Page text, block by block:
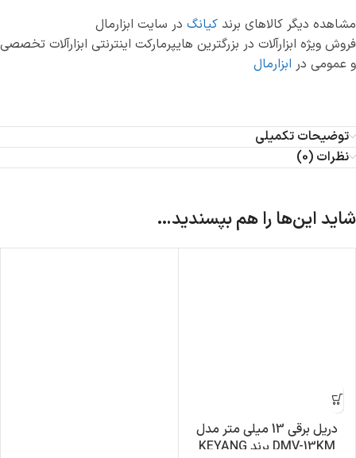
مشاهده دیگر کالاهای برند کیانگ در سایت ابزارمال
فروش ویژه ابزارآلات در بزرگترین هایپرمارکت اینترنتی ابزارآلات تخصصی
و عمومی در ابزارمال
توضیحات تکمیلی
نظرات (0)
شاید این‌ها را هم بپسندید…
دریل برقی 13 میلی متر مدل
DMV-13KM برند KEYANG